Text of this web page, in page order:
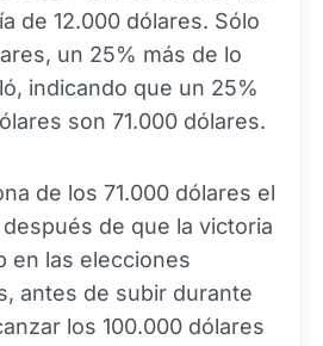
de 12.000 dólares. Sólo
un 25% más de lo
indicando que un 25%
son 71.000 dólares.
de los 71.000 dólares el
de que la victoria
en las elecciones
antes de subir durante
los 100.000 dólares